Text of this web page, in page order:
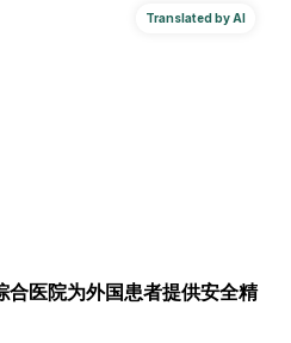
合医院为外国患者提供安全精